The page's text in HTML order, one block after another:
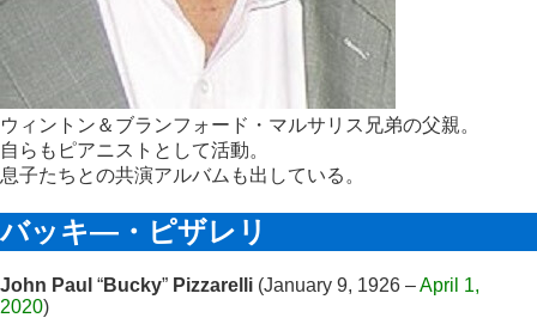
ウィントン＆ブランフォード・マルサリス兄弟の父親。
自らもピアニストとして活動。
息子たちとの共演アルバムも出している。
バッキ―・ピザレリ
John Paul “Bucky” Pizzarelli (January 9, 1926 –April 1,
2020)